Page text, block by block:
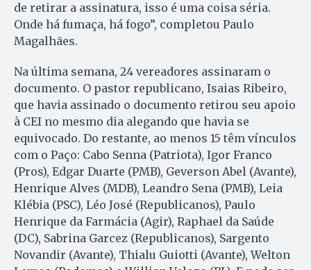
de retirar a assinatura, isso é uma coisa séria.
Onde há fumaça, há fogo”, completou Paulo
Magalhães.
Na última semana, 24 vereadores assinaram o
documento. O pastor republicano, Isaias Ribeiro,
que havia assinado o documento retirou seu apoio
à CEI no mesmo dia alegando que havia se
equivocado. Do restante, ao menos 15 têm vínculos
com o Paço: Cabo Senna (Patriota), Igor Franco
(Pros), Edgar Duarte (PMB), Geverson Abel (Avante),
Henrique Alves (MDB), Leandro Sena (PMB), Leia
Klébia (PSC), Léo José (Republicanos), Paulo
Henrique da Farmácia (Agir), Raphael da Saúde
(DC), Sabrina Garcez (Republicanos), Sargento
Novandir (Avante), Thialu Guiotti (Avante), Welton